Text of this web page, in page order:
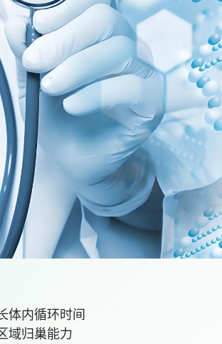
体内循环时间
域归巢能力